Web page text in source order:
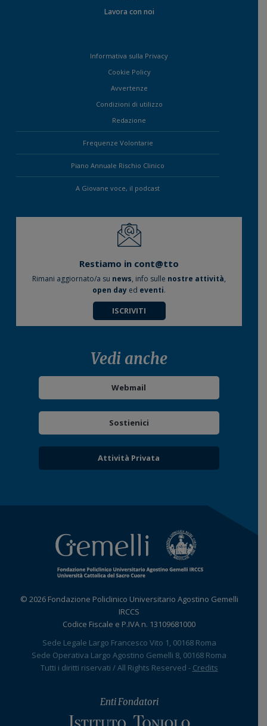
Lavora con noi
Informativa sulla Privacy
Cookie Policy
Avvertenze
Condizioni di utilizzo
Redazione
Frequenze Volontarie
Piano Annuale Rischio Clinico
A Giovane voce, il podcast
Restiamo in cont@tto
Rimani aggiornato/a su news, info sulle nostre attività,
open day ed eventi.
ISCRIVITI
Vedi anche
Webmail
Sostienici
Attività Privata
© 2026 Fondazione Policlinico Universitario Agostino Gemelli
IRCCS
Codice Fiscale e P.IVA n. 13109681000
Sede Legale Largo Francesco Vito 1, 00168 Roma
Sede Operativa Largo Agostino Gemelli 8, 00168 Roma
Tutti i diritti riservati / All Rights Reserved - Credits
Enti Fondatori